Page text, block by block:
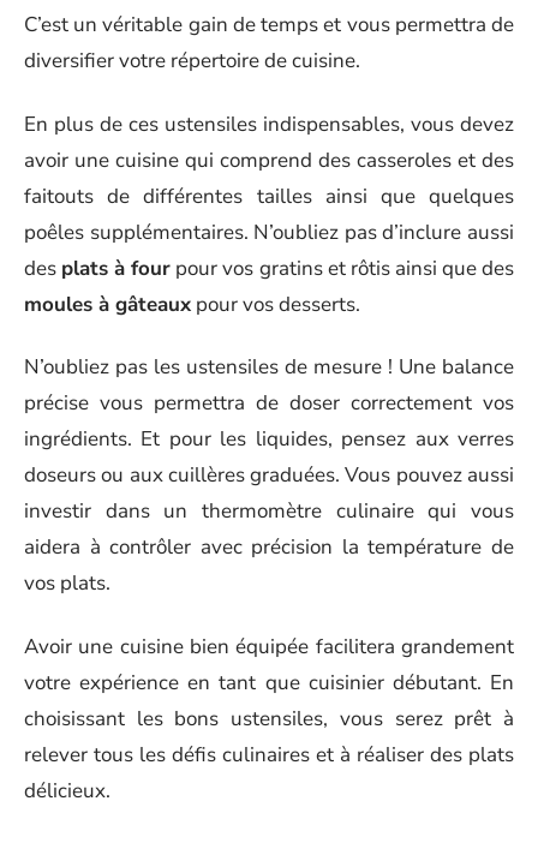
C’est un véritable gain de temps et vous permettra de
diversifier votre répertoire de cuisine.
En plus de ces ustensiles indispensables, vous devez
avoir une cuisine qui comprend des casseroles et des
faitouts de différentes tailles ainsi que quelques
poêles supplémentaires. N’oubliez pas d’inclure aussi
des plats à four pour vos gratins et rôtis ainsi que des
moules à gâteaux pour vos desserts.
N’oubliez pas les ustensiles de mesure ! Une balance
précise vous permettra de doser correctement vos
ingrédients. Et pour les liquides, pensez aux verres
doseurs ou aux cuillères graduées. Vous pouvez aussi
investir dans un thermomètre culinaire qui vous
aidera à contrôler avec précision la température de
vos plats.
Avoir une cuisine bien équipée facilitera grandement
votre expérience en tant que cuisinier débutant. En
choisissant les bons ustensiles, vous serez prêt à
relever tous les défis culinaires et à réaliser des plats
délicieux.